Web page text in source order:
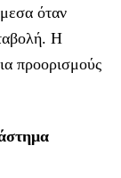
όταν
Η
προορισμούς